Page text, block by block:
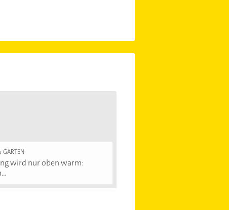
GARTEN
wird nur oben warm: